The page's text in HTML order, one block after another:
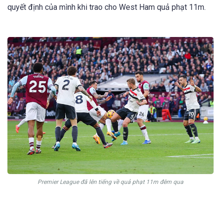
quyết định của mình khi trao cho West Ham quả phạt 11m.
Premier League đã lên tiếng về quả phạt 11m đêm qua